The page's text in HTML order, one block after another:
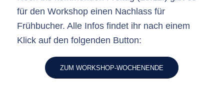
für den Workshop einen Nachlass für
Frühbucher. Alle Infos findet ihr nach einem
Klick auf den folgenden Button:
ZUM WORKSHOP-WOCHENENDE